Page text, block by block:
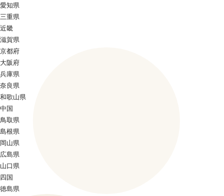
愛知県
三重県
近畿
滋賀県
京都府
大阪府
兵庫県
奈良県
和歌山県
中国
鳥取県
島根県
岡山県
広島県
山口県
四国
徳島県